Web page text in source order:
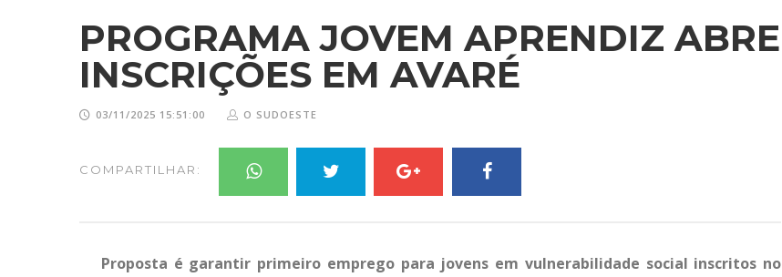
PROGRAMA JOVEM APRENDIZ ABRE
INSCRIÇÕES EM AVARÉ
03/11/2025 15:51:00 O SUDOESTE
COMPARTILHAR:
Proposta é garantir primeiro emprego para jovens em vulnerabilidade social inscritos no